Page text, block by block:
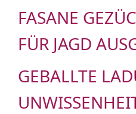
FASANE
FÜR JAGD
GEBALLTE